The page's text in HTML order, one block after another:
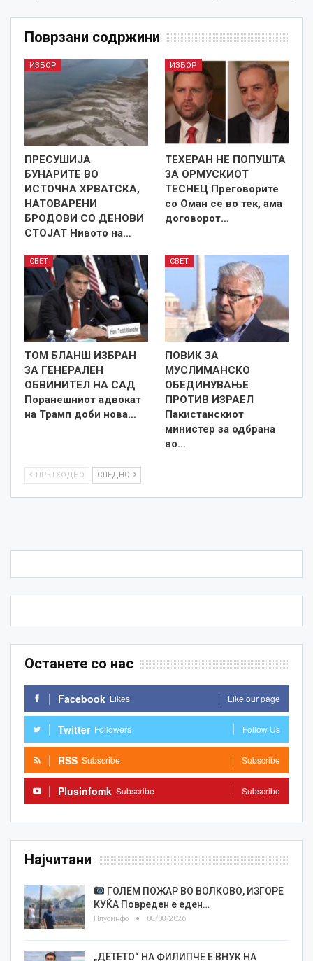
Поврзани содржини
ИЗБОР
ПРЕСУШИЈА
БУНАРИТЕ ВО
ИСТОЧНА ХРВАТСКА,
НАТОВАРЕНИ
БРОДОВИ СО ДЕНОВИ
СТОЈАТ Нивото на…
ИЗБОР
ТЕХЕРАН НЕ ПОПУШТА
ЗА ОРМУСКИОТ
ТЕСНЕЦ Преговорите
со Оман се во тек, ама
договорот…
СВЕТ
ТОМ БЛАНШ ИЗБРАН
ЗА ГЕНЕРАЛЕН
ОБВИНИТЕЛ НА САД
Поранешниот адвокат
на Трамп доби нова…
СВЕТ
ПОВИК ЗА
МУСЛИМАНСКО
ОБЕДИНУВАЊЕ
ПРОТИВ ИЗРАЕЛ
Пакистанскиот
министер за одбрана
во…
ПРЕТХОДНО СЛЕДНО
Останете со нас
Facebook Likes Like our page
Twitter Followers Follow Us
RSS Subscribe Subscribe
Plusinfomk Subscribe Subscribe
Најчитани
ГОЛЕМ ПОЖАР ВО ВОЛКОВО, ИЗГОРЕ
КУЌА Повреден е еден…
Плусинфо 08/08/2026
„ДЕТЕТО“ НА ФИЛИПЧЕ Е ВНУК НА